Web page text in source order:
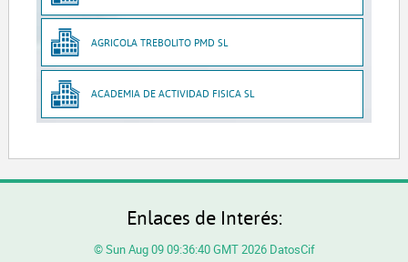
AGRICOLA TREBOLITO PMD SL
ACADEMIA DE ACTIVIDAD FISICA SL
Enlaces de Interés:
© Sun Aug 09 09:36:40 GMT 2026 DatosCif